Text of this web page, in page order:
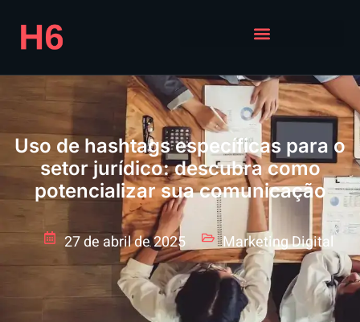
Uso de hashtags específicas para o
setor jurídico: descubra como
potencializar sua comunicação
27 de abril de 2025 Marketing Digital